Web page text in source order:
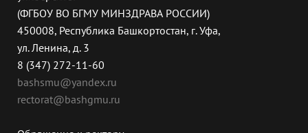
(ФГБОУ ВО БГМУ МИНЗДРАВА РОССИИ)
450008, Республика Башкортостан, г. Уфа,
ул. Ленина, д. 3
8 (347) 272-11-60
bashsmu@yandex.ru
rectorat@bashgmu.ru